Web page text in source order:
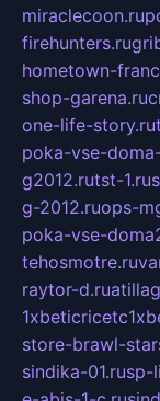
miraclecoon.ru
firehunters.ru
hometown-
shop-garena.ru
one-life-story.ru
poka-vse-
g2012.rutst-1.ru
g-2012.ruops-
poka-vse-
tehosmotre.ru
raytor-d.ru
store-brawl-
sindika-01.rusp-